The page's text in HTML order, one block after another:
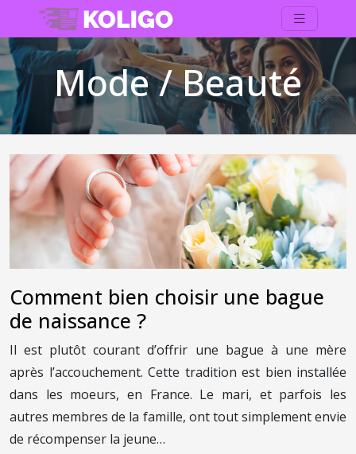
Mode / Beauté
Comment bien choisir une bague
de naissance ?
Il est plutôt courant d’offrir une bague à une mère
après l’accouchement. Cette tradition est bien installée
dans les moeurs, en France. Le mari, et parfois les
autres membres de la famille, ont tout simplement envie
de récompenser la jeune…